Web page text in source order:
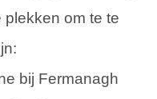
om te te
bij Fermanagh